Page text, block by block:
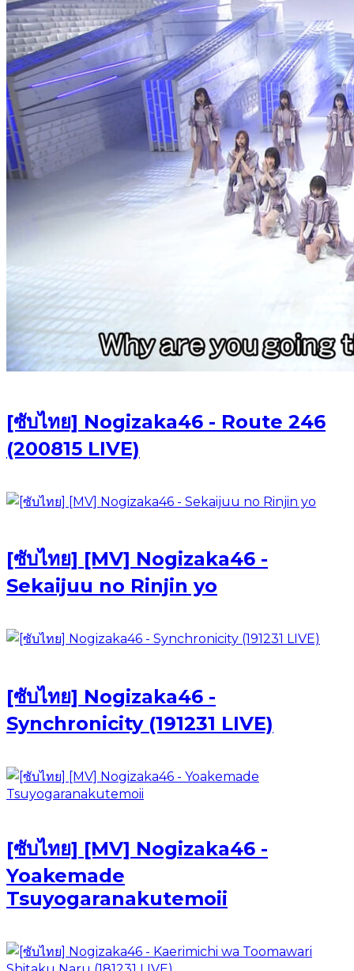
[ซับไทย] Nogizaka46 - Route 246
(200815 LIVE)
[ซับไทย] [MV] Nogizaka46 -
Sekaijuu no Rinjin yo
[ซับไทย] Nogizaka46 -
Synchronicity (191231 LIVE)
[ซับไทย] [MV] Nogizaka46 -
Yoakemade
Tsuyogaranakutemoii